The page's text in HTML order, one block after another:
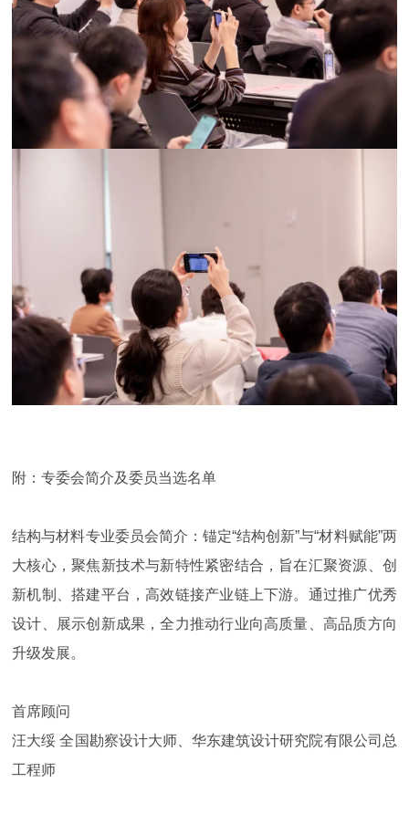
附：专委会简介及委员当选名单
结构与材料专业委员会简介：锚定“结构创新”与“材料赋能”两
大核心，聚焦新技术与新特性紧密结合，旨在汇聚资源、创
新机制、搭建平台，高效链接产业链上下游。通过推广优秀
设计、展示创新成果，全力推动行业向高质量、高品质方向
升级发展。
首席顾问
汪大绥 全国勘察设计大师、华东建筑设计研究院有限公司总
工程师